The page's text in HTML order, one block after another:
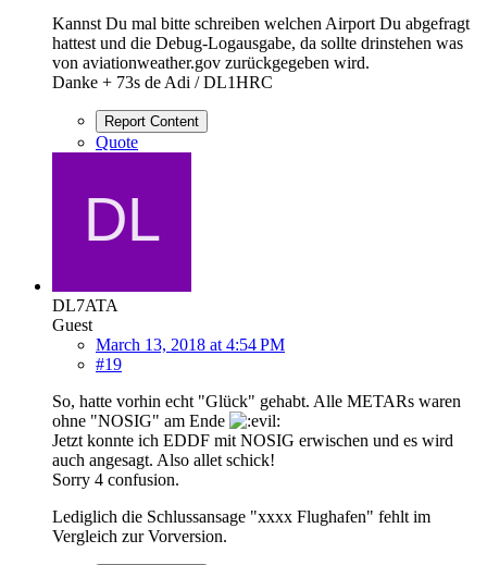
Kannst Du mal bitte schreiben welchen Airport Du abgefragt
hattest und die Debug-Logausgabe, da sollte drinstehen was
von aviationweather.gov zurückgegeben wird.
Danke + 73s de Adi / DL1HRC
Report Content
Quote
DL7ATA
Guest
March 13, 2018 at 4:54 PM
#19
So, hatte vorhin echt "Glück" gehabt. Alle METARs waren
ohne "NOSIG" am Ende
Jetzt konnte ich EDDF mit NOSIG erwischen und es wird
auch angesagt. Also allet schick!
Sorry 4 confusion.
Lediglich die Schlussansage "xxxx Flughafen" fehlt im
Vergleich zur Vorversion.